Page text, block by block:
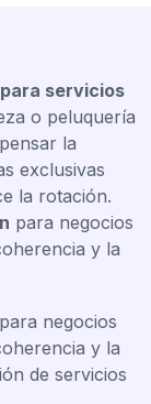
servicios
o peluquería
la
exclusivas
la rotación.
para negocios
y la
negocios
y la
de servicios